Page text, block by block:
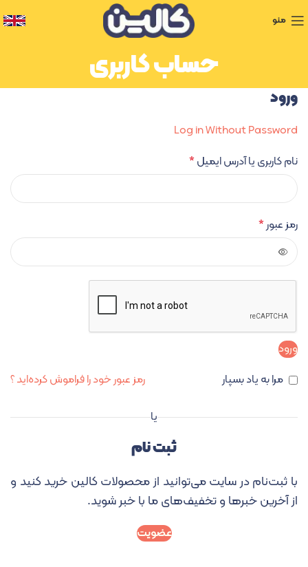
منو
حساب کاربری
ورود
Log in Without Password
نام کاربری یا آدرس ایمیل*
رمز عبور*
ورود
رمز عبور خود را فراموش کرده‌اید ؟
مرا به یاد بسپار
یا
ثبت نام
با ثبت‌نام در سایت می‌توانید از محصولات کالین خرید کنید و
از آخرین خبرها و تخفیف‌های ما با خبر شوید.
عضویت